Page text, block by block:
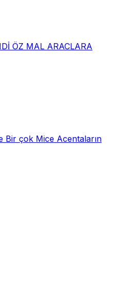
ÖZ MAL ARACLARA
Bir çok Mice Acentaların